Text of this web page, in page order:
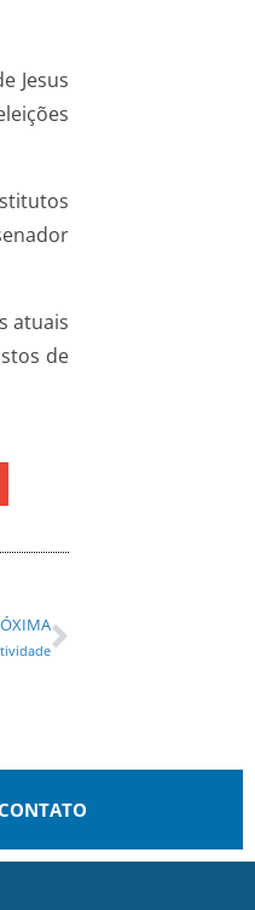
Jesus
atuais
de